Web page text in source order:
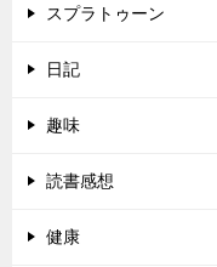
スプラトゥーン
日記
趣味
読書感想
健康